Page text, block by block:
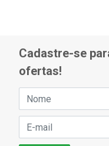
Cadastre-se
ofertas!